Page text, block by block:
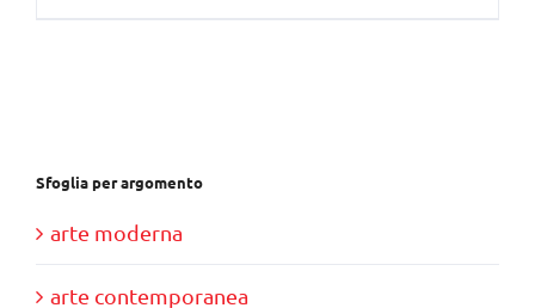
Sfoglia per argomento
arte moderna
arte contemporanea